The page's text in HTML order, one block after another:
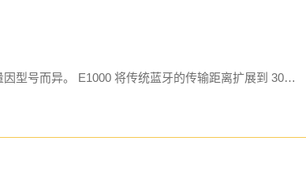
型号而异。 E1000 将传统蓝牙的传输距离扩展到 30…